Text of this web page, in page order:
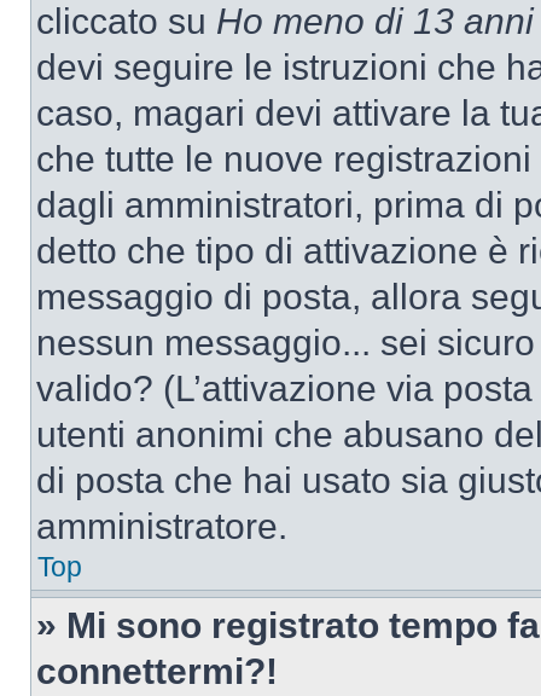
cliccato su Ho meno di 13 anni
devi seguire le istruzioni che
caso, magari devi attivare la
che tutte le nuove
dagli amministratori, prima di
detto che tipo di attivazione è
messaggio di posta, allora
nessun messaggio... sei
valido? (L’attivazione via
utenti anonimi che abusano
di posta che hai usato sia
amministratore.
Top
» Mi sono registrato tempo
connettermi?!